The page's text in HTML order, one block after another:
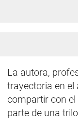
La autora,
trayectoria en el
compartir con
parte de una